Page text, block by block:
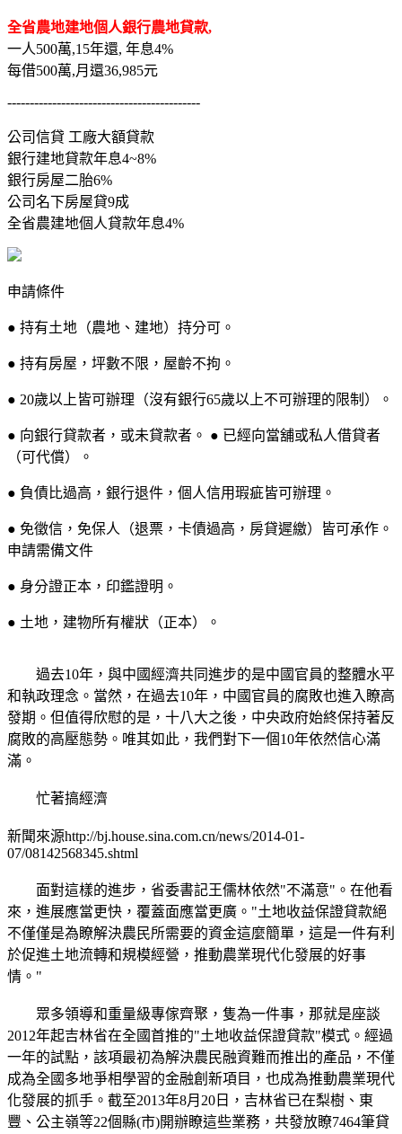
全省農地建地個人銀行農地貸款,
一人500萬,15年還, 年息4%
每借500萬,月還36,985元
-------------------------------------------
公司信貸 工廠大額貸款
銀行建地貸款年息4~8%
銀行房屋二胎6%
公司名下房屋貸9成
全省農建地個人貸款年息4%
申請條件
● 持有土地（農地、建地）持分可。
● 持有房屋，坪數不限，屋齡不拘。
● 20歲以上皆可辦理（沒有銀行65歲以上不可辦理的限制）。
● 向銀行貸款者，或未貸款者。 ● 已經向當舖或私人借貸者
（可代償）。
● 負債比過高，銀行退件，個人信用瑕疵皆可辦理。
● 免徵信，免保人（退票，卡債過高，房貸遲繳）皆可承作。
申請需備文件
● 身分證正本，印鑑證明。
● 土地，建物所有權狀（正本）。
過去10年，與中國經濟共同進步的是中國官員的整體水平
和執政理念。當然，在過去10年，中國官員的腐敗也進入瞭高
發期。但值得欣慰的是，十八大之後，中央政府始終保持著反
腐敗的高壓態勢。唯其如此，我們對下一個10年依然信心滿
滿。
忙著搞經濟
新聞來源http://bj.house.sina.com.cn/news/2014-01-
07/08142568345.shtml
面對這樣的進步，省委書記王儒林依然"不滿意"。在他看
來，進展應當更快，覆蓋面應當更廣。"土地收益保證貸款絕
不僅僅是為瞭解決農民所需要的資金這麼簡單，這是一件有利
於促進土地流轉和規模經營，推動農業現代化發展的好事
情。"
眾多領導和重量級專傢齊聚，隻為一件事，那就是座談
2012年起吉林省在全國首推的"土地收益保證貸款"模式。經過
一年的試點，該項最初為解決農民融資難而推出的產品，不僅
成為全國多地爭相學習的金融創新項目，也成為推動農業現代
化發展的抓手。截至2013年8月20日，吉林省已在梨樹、東
豐、公主嶺等22個縣(市)開辦瞭這些業務，共發放瞭7464筆貸